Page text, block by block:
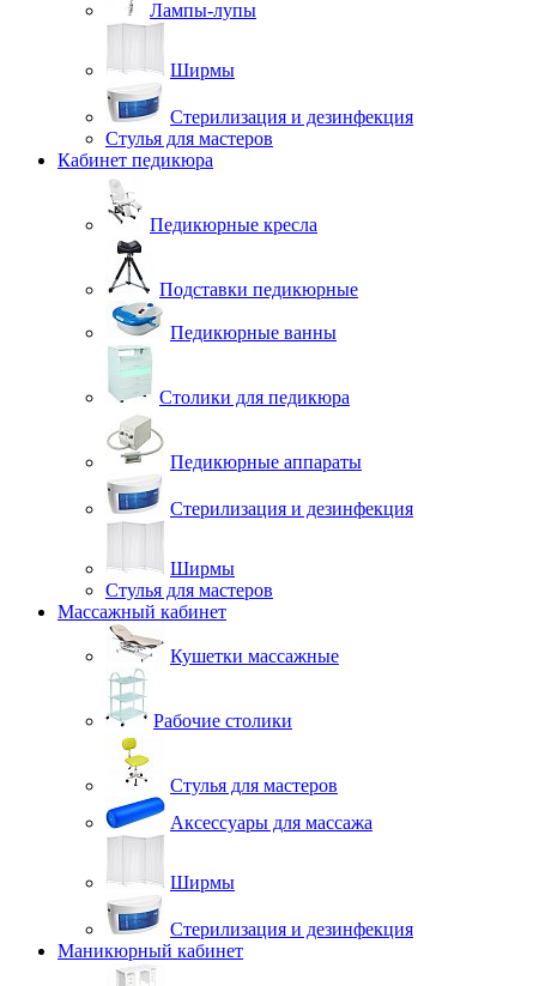
Лампы-лупы
Ширмы
Стерилизация и дезинфекция
Стулья для мастеров
Кабинет педикюра
Педикюрные кресла
Подставки педикюрные
Педикюрные ванны
Столики для педикюра
Педикюрные аппараты
Стерилизация и дезинфекция
Ширмы
Стулья для мастеров
Массажный кабинет
Кушетки массажные
Рабочие столики
Стулья для мастеров
Аксессуары для массажа
Ширмы
Стерилизация и дезинфекция
Маникюрный кабинет